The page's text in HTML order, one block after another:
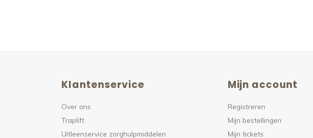
Klantenservice
Over ons
Traplift
Uitleenservice zorghulpmiddelen
Mijn account
Registreren
Mijn bestellingen
Mijn tickets